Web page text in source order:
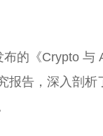
布的《Crypto 与
报告，深入剖析